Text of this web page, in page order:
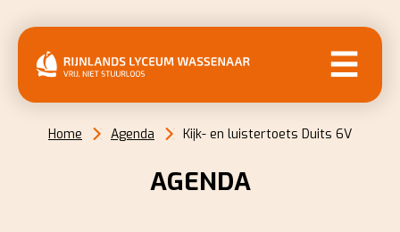
Home Agenda Kijk- en luistertoets Duits 6V
AGENDA